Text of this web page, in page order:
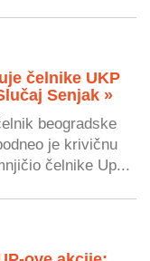
čelnike UKP
Senjak »
beogradske
je krivičnu
čelnike Up...